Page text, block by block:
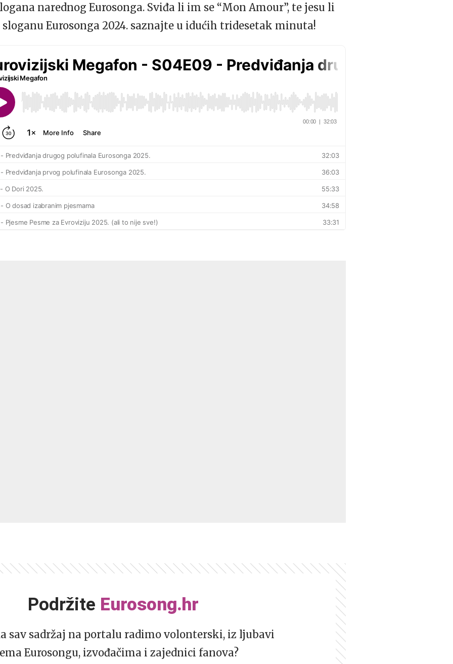
narednog Eurosonga. Sviđa li im se “Mon Amour”, te jesu li
Eurosonga 2024. saznajte u idućih tridesetak minuta!
Podržite Eurosong.hr
sav sadržaj na portalu radimo volonterski, iz ljubavi
Eurosongu, izvođačima i zajednici fanova?